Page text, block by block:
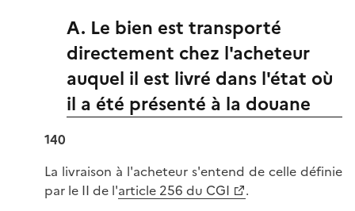
A. Le bien est transporté
directement chez l'acheteur
auquel il est livré dans l'état où
il a été présenté à la douane
140
La livraison à l'acheteur s'entend de celle définie
par le II de l'article 256 du CGI
.